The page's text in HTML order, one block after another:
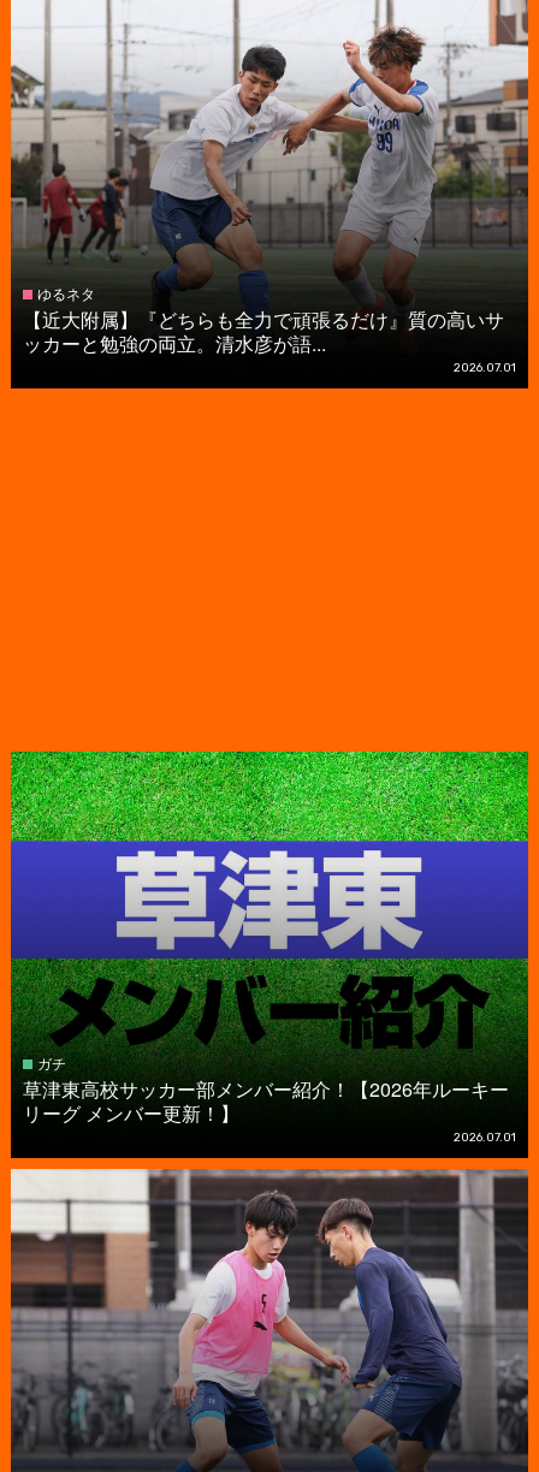
ゆるネタ
【近大附属】『どちらも全力で頑張るだけ』質の高いサ
ッカーと勉強の両立。清水彦が語...
2026.07.01
ガチ
草津東高校サッカー部メンバー紹介！【2026年ルーキー
リーグ メンバー更新！】
2026.07.01